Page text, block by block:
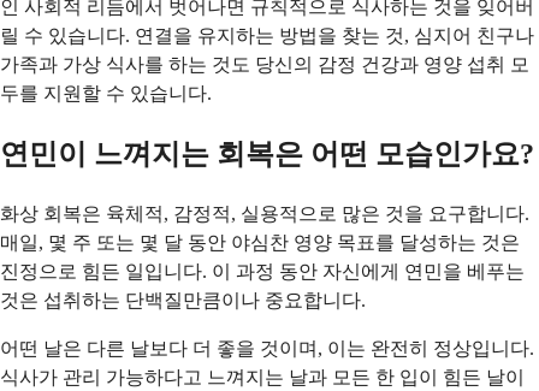
인 사회적 리듬에서 벗어나면 규칙적으로 식사하는 것을 잊어버
릴 수 있습니다. 연결을 유지하는 방법을 찾는 것, 심지어 친구나
가족과 가상 식사를 하는 것도 당신의 감정 건강과 영양 섭취 모
두를 지원할 수 있습니다.
연민이 느껴지는 회복은 어떤 모습인가요?
화상 회복은 육체적, 감정적, 실용적으로 많은 것을 요구합니다.
매일, 몇 주 또는 몇 달 동안 야심찬 영양 목표를 달성하는 것은
진정으로 힘든 일입니다. 이 과정 동안 자신에게 연민을 베푸는
것은 섭취하는 단백질만큼이나 중요합니다.
어떤 날은 다른 날보다 더 좋을 것이며, 이는 완전히 정상입니다.
식사가 관리 가능하다고 느껴지는 날과 모든 한 입이 힘든 날이